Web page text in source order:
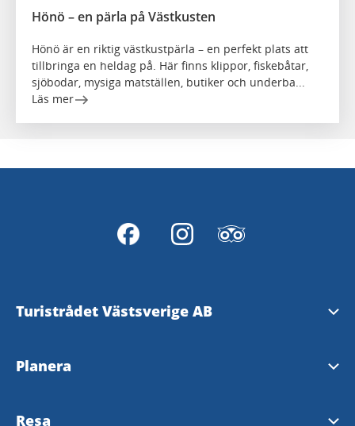
Hönö – en pärla på Västkusten
Hönö är en riktig västkustpärla – en perfekt plats att
tillbringa en heldag på. Här finns klippor, fiskebåtar,
sjöbodar, mysiga matställen, butiker och underba...
Läs mer
Turistrådet Västsverige AB
Tipsa om evenemang
Planera
Nyhetsbrev från Västsverige
Resa